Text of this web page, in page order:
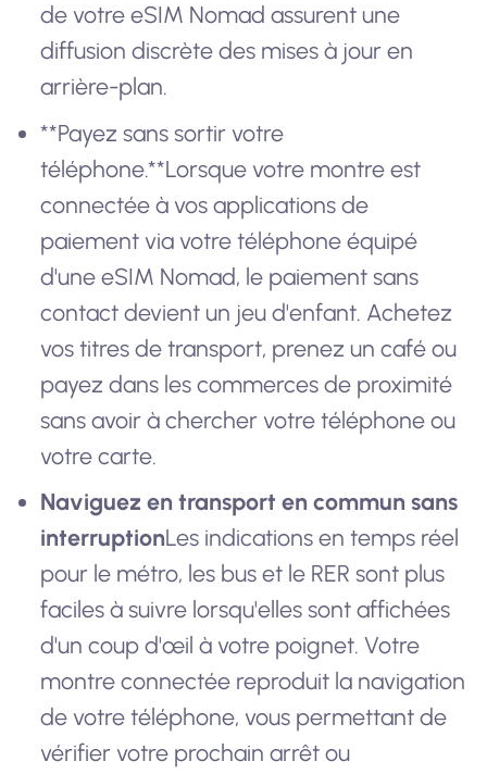
de votre eSIM Nomad assurent une
diffusion discrète des mises à jour en
arrière-plan.
**Payez sans sortir votre
téléphone.**Lorsque votre montre est
connectée à vos applications de
paiement via votre téléphone équipé
d'une eSIM Nomad, le paiement sans
contact devient un jeu d'enfant. Achetez
vos titres de transport, prenez un café ou
payez dans les commerces de proximité
sans avoir à chercher votre téléphone ou
votre carte.
Naviguez en transport en commun sans
interruptionLes indications en temps réel
pour le métro, les bus et le RER sont plus
faciles à suivre lorsqu'elles sont affichées
d'un coup d'œil à votre poignet. Votre
montre connectée reproduit la navigation
de votre téléphone, vous permettant de
vérifier votre prochain arrêt ou